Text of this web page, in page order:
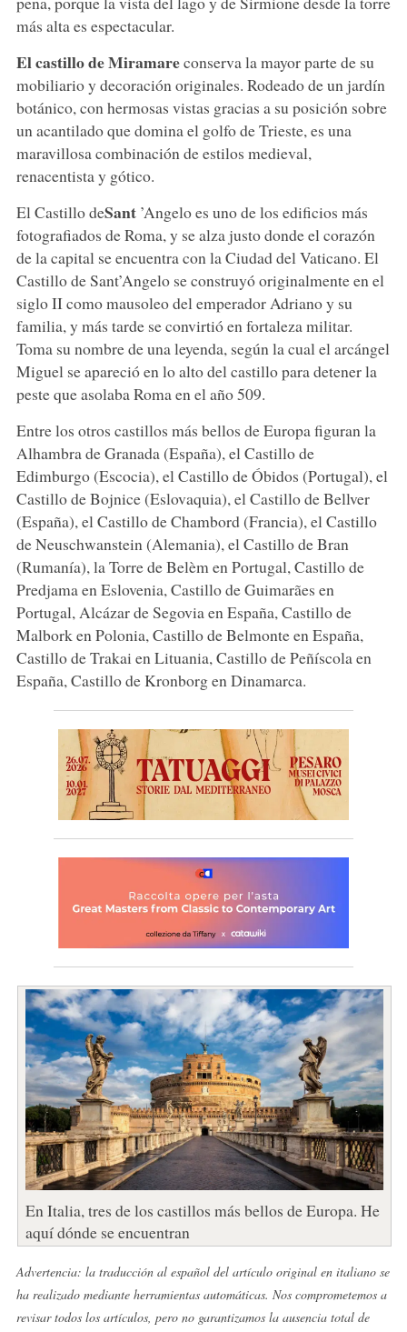
más alta es espectacular.
El castillo de Miramareconserva la mayor parte de su
mobiliario y decoración originales. Rodeado de un jardín
botánico, con hermosas vistas gracias a su posición sobre
un acantilado que domina el golfo de Trieste, es una
maravillosa combinación de estilos medieval,
renacentista y gótico.
El Castillo deSant’Angelo es uno de los edificios más
fotografiados de Roma, y se alza justo donde el corazón
de la capital se encuentra con la Ciudad del Vaticano. El
Castillo de Sant’Angelo se construyó originalmente en el
siglo II como mausoleo del emperador Adriano y su
familia, y más tarde se convirtió en fortaleza militar.
Toma su nombre de una leyenda, según la cual el arcángel
Miguel se apareció en lo alto del castillo para detener la
peste que asolaba Roma en el año 509.
Entre los otros castillos más bellos de Europa figuran la
Alhambra de Granada (España), el Castillo de
Edimburgo (Escocia), el Castillo de Óbidos (Portugal), el
Castillo de Bojnice (Eslovaquia), el Castillo de Bellver
(España), el Castillo de Chambord (Francia), el Castillo
de Neuschwanstein (Alemania), el Castillo de Bran
(Rumanía), la Torre de Belèm en Portugal, Castillo de
Predjama en Eslovenia, Castillo de Guimarães en
Portugal, Alcázar de Segovia en España, Castillo de
Malbork en Polonia, Castillo de Belmonte en España,
Castillo de Trakai en Lituania, Castillo de Peñíscola en
España, Castillo de Kronborg en Dinamarca.
En Italia, tres de los castillos más bellos de Europa. He
aquí dónde se encuentran
Advertencia: la traducción al español del artículo original en italiano se
ha realizado mediante herramientas automáticas. Nos comprometemos a
revisar todos los artículos, pero no garantizamos la ausencia total de